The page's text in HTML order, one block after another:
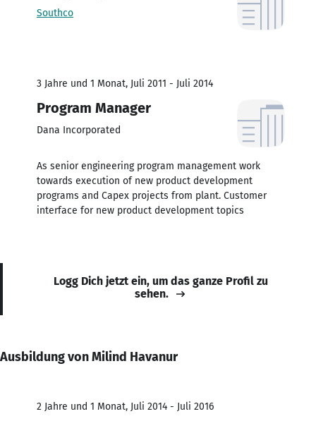
Southco
3 Jahre und 1 Monat, Juli 2011 - Juli 2014
Program Manager
Dana Incorporated
As senior engineering program management work
towards execution of new product development
programs and Capex projects from plant. Customer
interface for new product development topics
Logg Dich jetzt ein, um das ganze Profil zu
sehen.
Ausbildung von Milind Havanur
2 Jahre und 1 Monat, Juli 2014 - Juli 2016